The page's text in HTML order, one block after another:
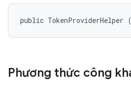
public TokenProviderHelper
Phương thức công